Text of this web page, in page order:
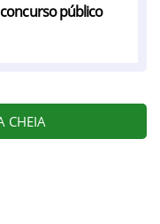
concurso público
CHEIA